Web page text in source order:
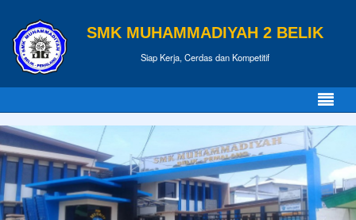
SMK MUHAMMADIYAH 2 BELIK
Siap Kerja, Cerdas dan Kompetitif